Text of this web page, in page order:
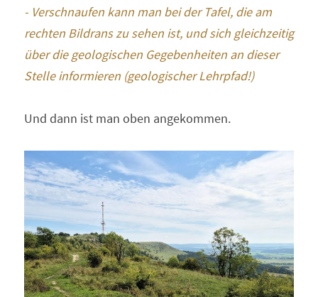
- Verschnaufen kann man bei der Tafel, die am
rechten Bildrans zu sehen ist, und sich gleichzeitig
über die geologischen Gegebenheiten an dieser
Stelle informieren (geologischer Lehrpfad!)
Und dann ist man oben angekommen.